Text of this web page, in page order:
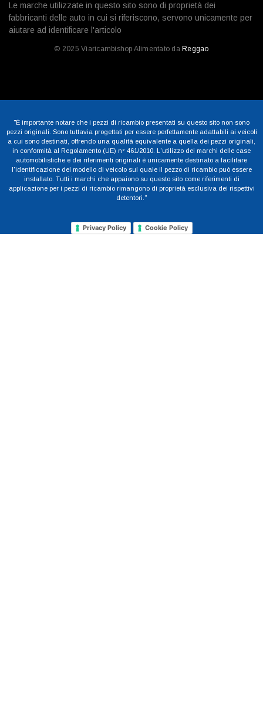
Le marche utilizzate in questo sito sono di proprietà dei
fabbricanti delle auto in cui si riferiscono, servono unicamente per
aiutare ad identificare l'articolo
© 2025 Viaricambishop Alimentato da Reggao
"È importante notare che i pezzi di ricambio presentati su questo sito non sono
pezzi originali. Sono tuttavia progettati per essere perfettamente adattabili ai veicoli
a cui sono destinati, offrendo una qualità equivalente a quella dei pezzi originali,
in conformità al Regolamento (UE) n° 461/2010. L'utilizzo dei marchi delle case
automobilistiche e dei riferimenti originali è unicamente destinato a facilitare
l'identificazione del modello di veicolo sul quale il pezzo di ricambio può essere
installato. Tutti i marchi che appaiono su questo sito come riferimenti di
applicazione per i pezzi di ricambio rimangono di proprietà esclusiva dei rispettivi
detentori."
Privacy Policy Cookie Policy